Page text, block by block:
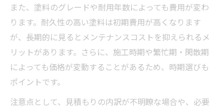
また、塗料のグレードや耐用年数によっても費用が変わ
ります。耐久性の高い塗料は初期費用が高くなります
が、長期的に見るとメンテナンスコストを抑えられるメ
リットがあります。さらに、施工時期や繁忙期・閑散期
によっても価格が変動することがあるため、時期選びも
ポイントです。
注意点として、見積もりの内訳が不明瞭な場合や、必要